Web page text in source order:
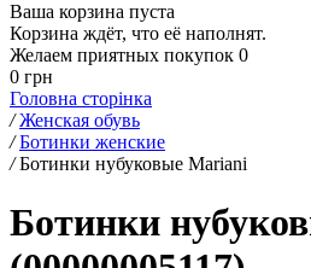
Ваша корзина пуста
Корзина ждёт, что её наполнят.
Желаем приятных покупок 0
0 грн
Головна сторінка
/ Женская обувь
/ Ботинки женские
/ Ботинки нубуковые Mariani
Ботинки